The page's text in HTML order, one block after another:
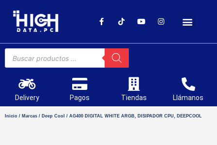
Delivery Pagos Tiendas Llámanos
Inicio / Marcas / Deep Cool / AG400 DIGITAL WHITE ARGB, DISIPADOR CPU, DEEPCOOL